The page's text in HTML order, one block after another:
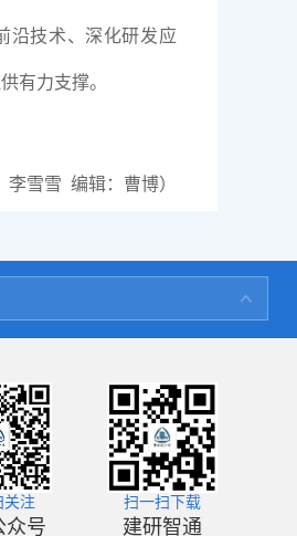
沿技术、深化研发应
有力支撑。
李雪雪 编辑：曹博）
天津分院
扫一扫下载
建研智通
关注
众号